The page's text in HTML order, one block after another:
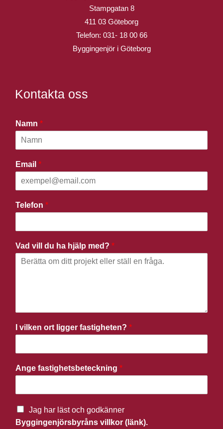
Stampgatan 8
411 03 Göteborg
Telefon: 031- 18 00 66
Byggingenjör i Göteborg
Kontakta oss
Namn *
Email *
Telefon *
Vad vill du ha hjälp med? *
I vilken ort ligger fastigheten? *
Ange fastighetsbeteckning *
Jag har läst och godkänner
Byggingenjörsbyråns villkor (länk).